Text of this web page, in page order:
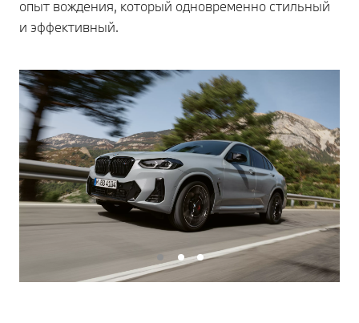
опыт вождения, который одновременно стильный
и эффективный.